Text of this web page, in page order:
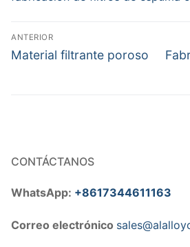
Navegación
de
ANTERIOR
Entrada
Material filtrante poroso
CONTÁCTANOS
WhatsApp: +8617344611163
Correo electrónico